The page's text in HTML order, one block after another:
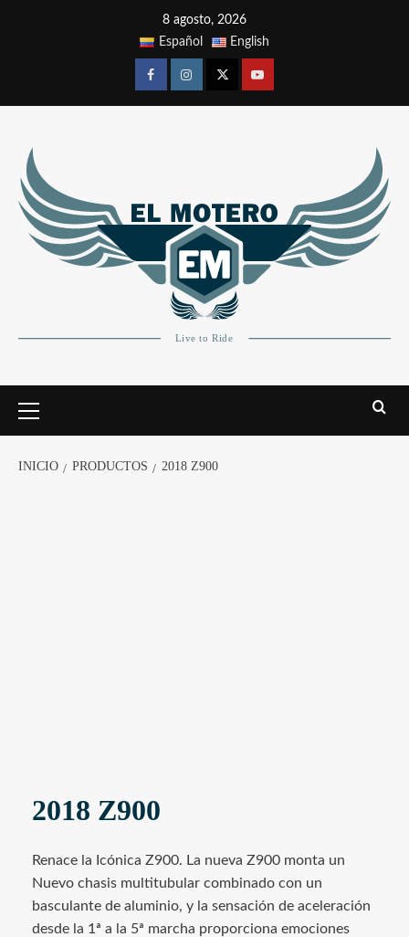
8 agosto, 2026
Español
English
INICIO PRODUCTOS 2018 Z900
2018 Z900
Renace la Icónica Z900. La nueva Z900 monta un
Nuevo chasis multitubular combinado con un
basculante de aluminio, y la sensación de aceleración
desde la 1ª a la 5ª marcha proporciona emociones